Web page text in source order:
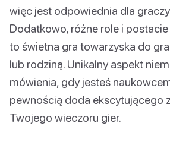
więc jest odpowiednia dla
Dodatkowo, różne role i
to świetna gra towarzyska do
lub rodziną. Unikalny aspekt
mówienia, gdy jesteś
pewnością doda ekscytującego
Twojego wieczoru gier.